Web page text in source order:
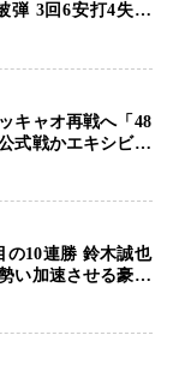
弾 3回6安打4失点
キャオ再戦へ「48
式戦かエキシビシ
の10連勝 鈴木誠也
い加速させる豪快